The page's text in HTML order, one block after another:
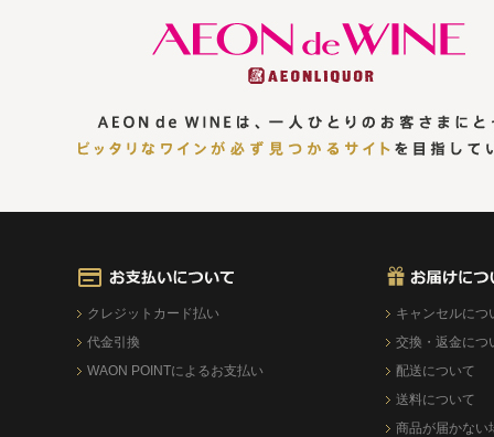
クレジットカード払い
代金引換
WAON POINTによるお支払い
キャンセルにつ
交換・返金につ
配送について
送料について
商品が届かない